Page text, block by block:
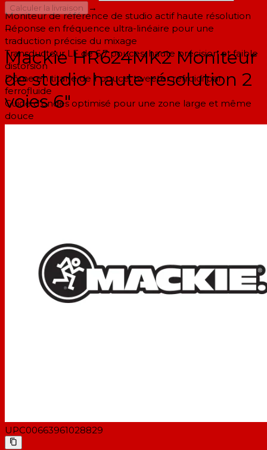
Moniteur de référence de studio actif haute résolution
Réponse en fréquence ultra-linéaire pour une
traduction précise du mixage
Transducteur LF de 6,7 pouces, haute précision et faible
distorsion
Dôme en titane de 1 pouce, tweeter refroidi par
ferrofluide
Guide d'ondes optimisé pour une zone large et même
douce
Amplificateurs Twin FR Series — 100 W pour LF / 40 W
Entrées XLR symétriques, TRS et RCA asymétriques
OmniMount™ prêt pour un placement facile au
mur/plafond
Certifié THX pm3™ pour les applications de son
surround
Parfait pour les systèmes audio haute définition, de
Calculer la livraison
→
--
Mackie HR624MK2 Moniteur
de studio haute résolution 2
voies 6"
UPC00663961028829